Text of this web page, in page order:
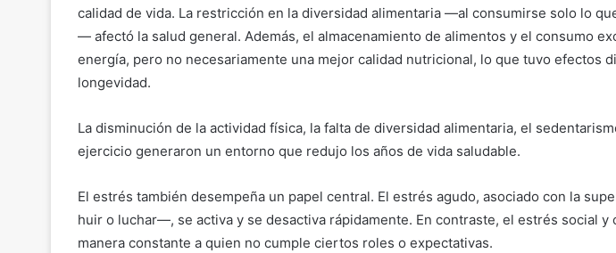
calidad de vida. La restricción en la diversidad alimentaria —al consumirse solo lo
— afectó la salud general. Además, el almacenamiento de alimentos y el consumo
energía, pero no necesariamente una mejor calidad nutricional, lo que tuvo efectos
longevidad.
La disminución de la actividad física, la falta de diversidad alimentaria, el
ejercicio generaron un entorno que redujo los años de vida saludable.
El estrés también desempeña un papel central. El estrés agudo, asociado con la
huir o luchar—, se activa y se desactiva rápidamente. En contraste, el estrés social y
manera constante a quien no cumple ciertos roles o expectativas.